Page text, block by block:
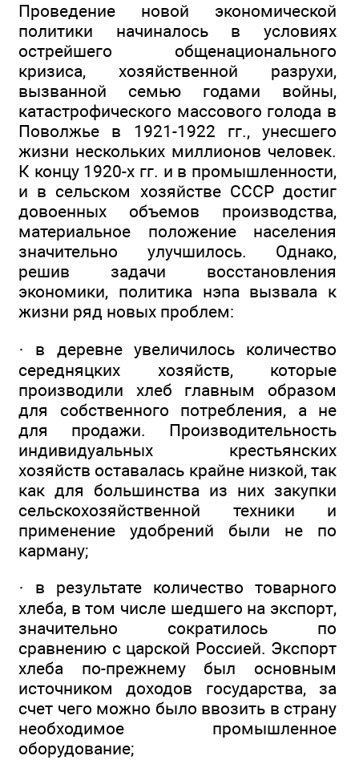
Проведение новой экономической
политики начиналось в условиях
острейшего общенационального
кризиса, хозяйственной разрухи,
вызванной семью годами войны,
катастрофического массового голода в
Поволжье в 1921-1922 гг., унесшего
жизни нескольких миллионов человек.
К концу 1920-х гг. и в промышленности,
и в сельском хозяйстве СССР достиг
довоенных объемов производства,
материальное положение населения
значительно улучшилось. Однако,
решив задачи восстановления
экономики, политика нэпа вызвала к
жизни ряд новых проблем:
· в деревне увеличилось количество
середняцких хозяйств, которые
производили хлеб главным образом
для собственного потребления, а не
для продажи. Производительность
индивидуальных крестьянских
хозяйств оставалась крайне низкой, так
как для большинства из них закупки
сельскохозяйственной техники и
применение удобрений были не по
карману;
· в результате количество товарного
хлеба, в том числе шедшего на экспорт,
значительно сократилось по
сравнению с царской Россией. Экспорт
хлеба по-прежнему был основным
источником доходов государства, за
счет чего можно было ввозить в страну
необходимое промышленное
оборудование;